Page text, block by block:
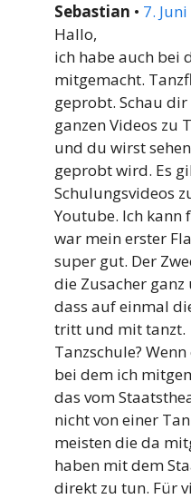
Sebastian • 7.
Hallo,
ich habe auch bei
mitgemacht.
geprobt. Schau
ganzen Videos zu
und du wirst
geprobt wird. Es
Schulungsvideos
Youtube. Ich kann
war mein erster
super gut. Der
die Zusacher
dass auf einmal
tritt und mit tanzt.
Tanzschule?
bei dem ich
das vom
nicht von einer
meisten die da
haben mit dem
direkt zu tun. Für